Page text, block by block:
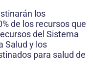
los
de los recursos que
del Sistema
Salud y los
para salud de